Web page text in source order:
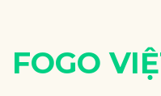
FOGO